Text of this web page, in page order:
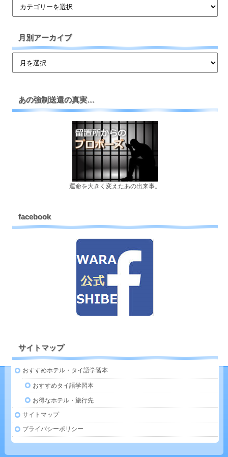
月別アーカイブ
あの強制送還の真実…
運命を大きく変えたあの出来事。
facebook
サイトマップ
おすすめホテル・タイ語学習本
おすすめタイ語学習本
お得なホテル・旅行先
サイトマップ
プライバシーポリシー